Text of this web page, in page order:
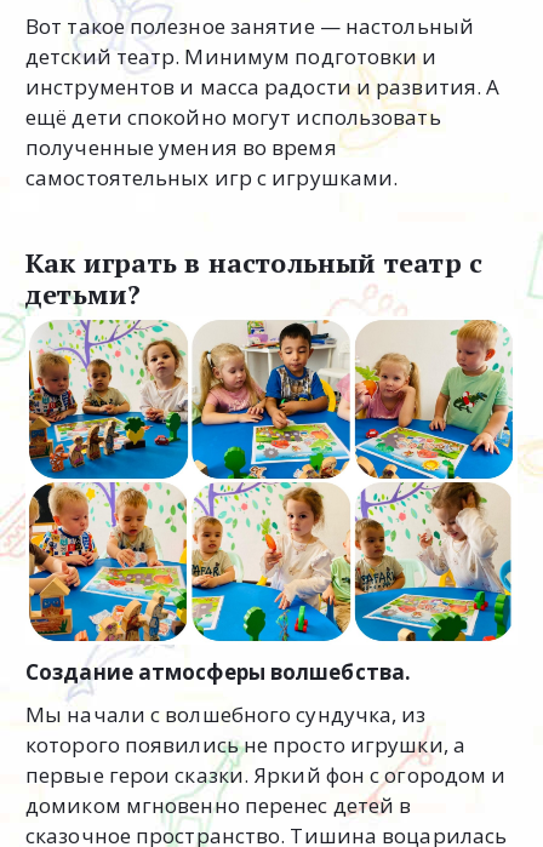
Вот такое полезное занятие — настольный
детский театр. Минимум подготовки и
инструментов и масса радости и развития. А
ещё дети спокойно могут использовать
полученные умения во время
самостоятельных игр с игрушками.
Как играть в настольный театр с
детьми?
Создание атмосферы волшебства.
Мы начали с волшебного сундучка, из
которого появились не просто игрушки, а
первые герои сказки. Яркий фон с огородом и
домиком мгновенно перенес детей в
сказочное пространство. Тишина воцарилась